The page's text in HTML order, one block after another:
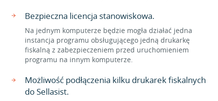
Bezpieczna licencja stanowiskowa.
Na jednym komputerze będzie mogła działać jedna
instancja programu obsługującego jedną drukarkę
fiskalną z zabezpieczeniem przed uruchomieniem
programu na innym komputerze.
Możliwość podłączenia kilku drukarek fiskalnych
do Sellasist.